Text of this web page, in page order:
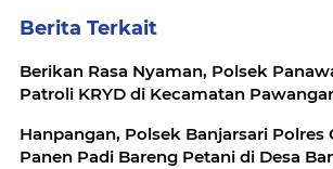
Berita Terkait
Berikan Rasa Nyaman, Polsek
Patroli KRYD di Kecamatan
Hanpangan, Polsek Banjarsari Polres
Panen Padi Bareng Petani di Desa